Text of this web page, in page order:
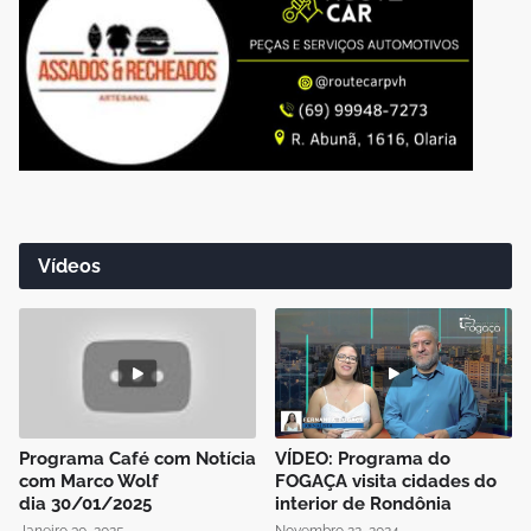
Vídeos
Programa Café com Notícia
com Marco Wolf
dia 30/01/2025
VÍDEO: Programa do
FOGAÇA visita cidades do
interior de Rondônia